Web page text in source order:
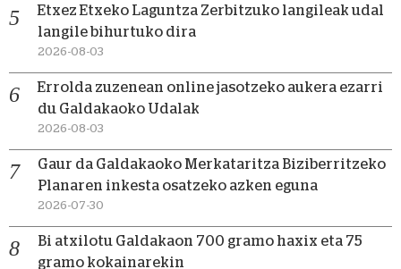
Etxez Etxeko Laguntza Zerbitzuko langileak udal
langile bihurtuko dira
2026-08-03
Errolda zuzenean online jasotzeko aukera ezarri
du Galdakaoko Udalak
2026-08-03
Gaur da Galdakaoko Merkataritza Biziberritzeko
Planaren inkesta osatzeko azken eguna
2026-07-30
Bi atxilotu Galdakaon 700 gramo haxix eta 75
gramo kokainarekin